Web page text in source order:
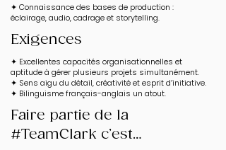
✦ Connaissance des bases de production :
éclairage, audio, cadrage et storytelling.
Exigences
✦ Excellentes capacités organisationnelles et
aptitude à gérer plusieurs projets simultanément.
✦ Sens aigu du détail, créativité et esprit d’initiative.
✦ Bilinguisme français-anglais un atout.
Faire partie de la
#TeamClark c’est…